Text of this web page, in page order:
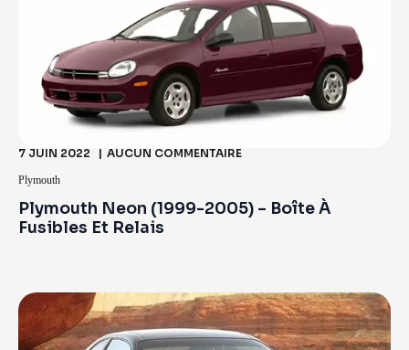
Plymouth Neon (1999-2005) – Boîte À
Fusibles Et Relais
7 JUIN 2022 AUCUN COMMENTAIRE
Plymouth